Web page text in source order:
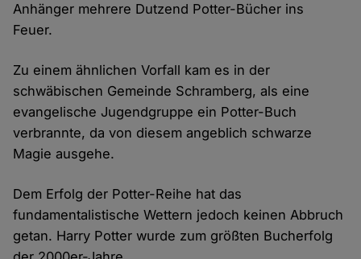
Anhänger mehrere Dutzend Potter-Bücher ins
Feuer.
Zu einem ähnlichen Vorfall kam es in der
schwäbischen Gemeinde Schramberg, als eine
evangelische Jugendgruppe ein Potter-Buch
verbrannte, da von diesem angeblich schwarze
Magie ausgehe.
Dem Erfolg der Potter-Reihe hat das
fundamentalistische Wettern jedoch keinen Abbruch
getan. Harry Potter wurde zum größten Bucherfolg